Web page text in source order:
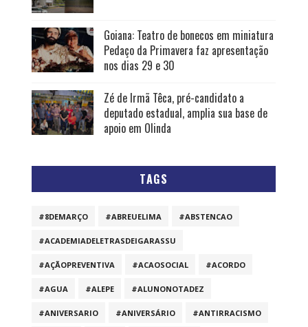
Goiana: Teatro de bonecos em miniatura
Pedaço da Primavera faz apresentação
nos dias 29 e 30
Zé de Irmã Têca, pré-candidato a
deputado estadual, amplia sua base de
apoio em Olinda
TAGS
#8DEMARÇO #ABREUELIMA #ABSTENCAO
#ACADEMIADELETRASDEIGARASSU
#AÇÃOPREVENTIVA #ACAOSOCIAL #ACORDO
#AGUA #ALEPE #ALUNONOTADEZ
#ANIVERSARIO #ANIVERSÁRIO #ANTIRRACISMO